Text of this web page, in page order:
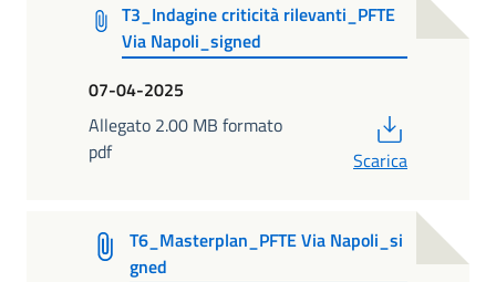
T3_Indagine criticità rilevanti_PFTE
Via Napoli_signed
07-04-2025
Allegato 2.00 MB formato
pdf
Scarica
T6_Masterplan_PFTE Via Napoli_si
gned